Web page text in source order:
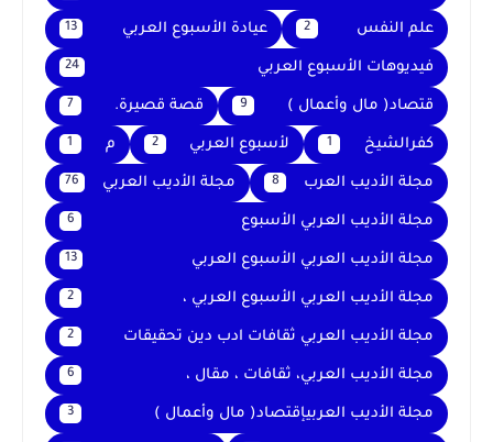
علم النفس 2 عيادة الأسبوع العربي 13
فيديوهات الأسبوع العربي 24
قتصاد( مال وأعمال ) 9 قصة قصيرة. 7
كفرالشيخ 1 لأسبوع العربي 2 م 1
مجلة الأديب العرب 8 مجلة الأديب العربي 76
مجلة الأديب العربي الأسبوع 6
مجلة الأديب العربي الأسبوع العربي 13
مجلة الأديب العربي الأسبوع العربي ، 2
مجلة الأديب العربي ثقافات ادب دين تحقيقات 2
مجلة الأديب العربي، ثقافات ، مقال ، 6
مجلة الأديب العربيإقتصاد( مال وأعمال ) 3